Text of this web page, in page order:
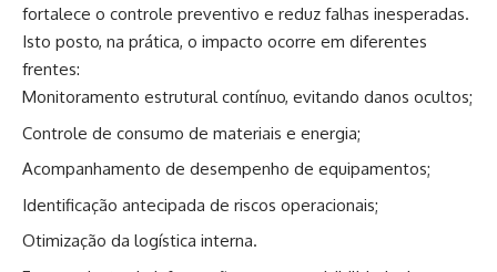
fortalece o controle preventivo e reduz falhas inesperadas.
Isto posto, na prática, o impacto ocorre em diferentes
frentes:
Monitoramento estrutural contínuo, evitando danos ocultos;
Controle de consumo de materiais e energia;
Acompanhamento de desempenho de equipamentos;
Identificação antecipada de riscos operacionais;
Otimização da logística interna.